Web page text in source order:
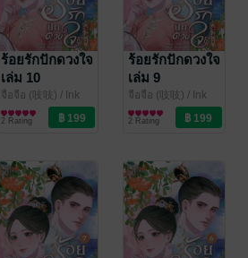
ร้อยรักปักดวงใจ
เล่ม 10
จือจือ (吱吱) / Ink
Stone
นิยายรักจีนโบราณ
2 Rating
ร้อยรักปักดวงใจ
เล่ม 9
จือจือ (吱吱) / Ink
Stone
นิยายรักจีนโบราณ
2 Rating